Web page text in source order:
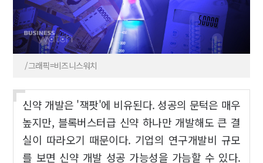
/그래픽=비즈니스워치
신약 개발은 '잭팟'에 비유된다. 성공의 문턱은 매우
높지만, 블록버스터급 신약 하나만 개발해도 큰 결
실이 따라오기 때문이다. 기업의 연구개발비 규모
를 보면 신약 개발 성공 가능성을 가늠할 수 있다.